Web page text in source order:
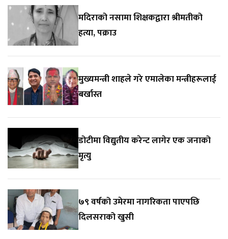
मदिराको नसामा शिक्षकद्वारा श्रीमतीको
हत्या, पक्राउ
मुख्यमन्त्री शाहले गरे एमालेका मन्त्रीहरूलाई
बर्खास्त
डोटीमा विद्युतीय करेन्ट लागेर एक जनाको
मृत्यु
७९ वर्षको उमेरमा नागरिकता पाएपछि
दिलसराको खुसी